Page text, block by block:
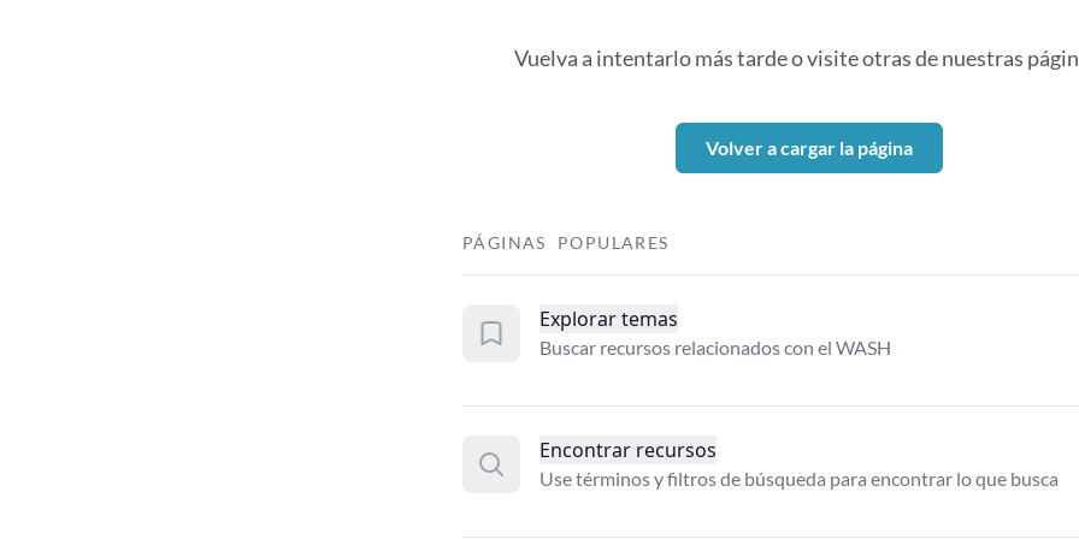
Vuelva a intentarlo más tarde o visite otras de nuestras
Volver a cargar la página
PÁGINAS POPULARES
Explorar temas
Buscar recursos relacionados con el WASH
Encontrar recursos
Use términos y filtros de búsqueda para encontrar lo que busca